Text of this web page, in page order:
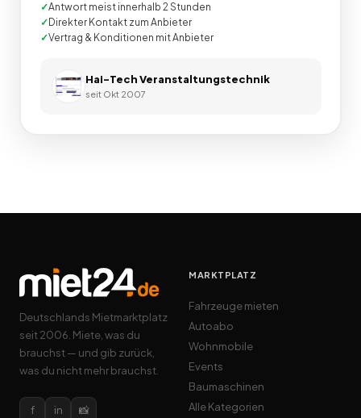
Antwort meist innerhalb 2 Stunden
Direkter Kontakt zum Anbieter
Vertrag & Konditionen mit Anbieter
Hai-Tech Veranstaltungstechnik
seit Okt 2007
Deutschlands Mietmarktplatz
seit 2006. Miete, was du
brauchst — und gib zurück,
was du nicht mehr brauchst.
f in 📸
MARKTPLATZ
Fahrzeuge mieten
Autoabo
Wohnmobile
Events
Baumaschinen
Alle Kategorien